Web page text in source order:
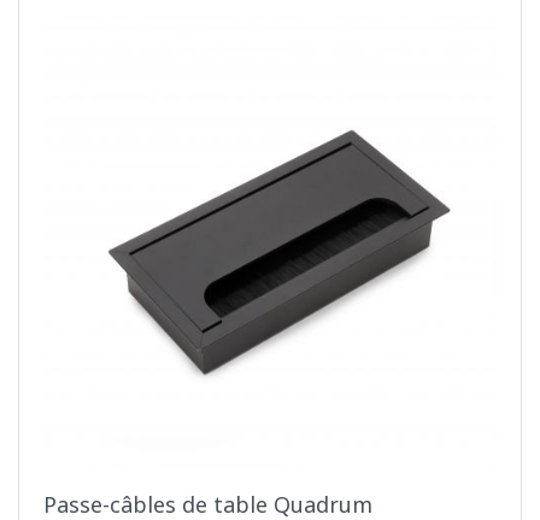
Passe-câbles de table Quadrum